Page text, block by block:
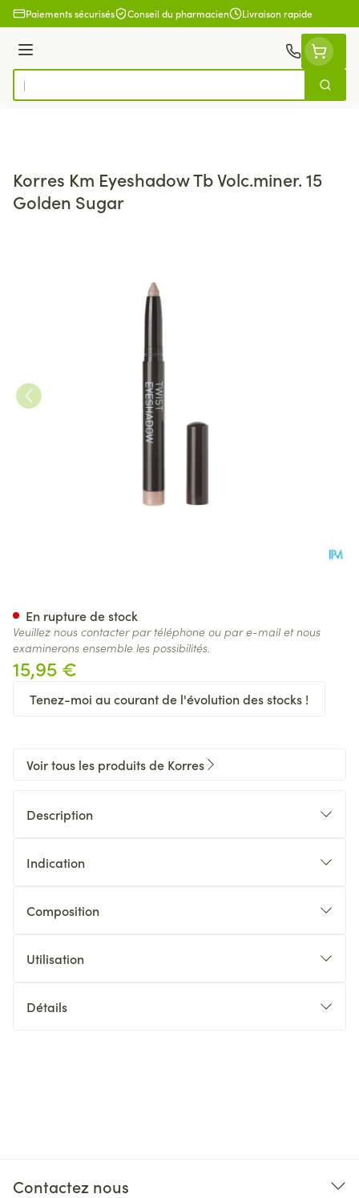
Aller au contenu
Paiements sécurisés Conseil du pharmacien Livraison rapide
Menu
Rechercher
Korres Km Eyeshadow Tb Volc.miner. 15
Golden Sugar
15,95 €
Tenez-moi au courant de l'évolution des stocks !
En rupture de stock
Veuillez nous contacter par téléphone ou par e-mail et nous
examinerons ensemble les possibilités.
Voir tous les produits de Korres
Description
Indication
Composition
Utilisation
Détails
Contactez nous